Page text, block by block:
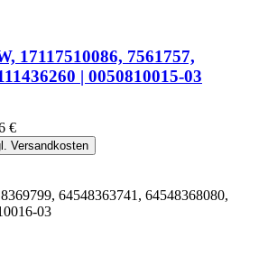
17117510086, 7561757,
| 0050810015-03
€
Versandkosten